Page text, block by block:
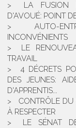
LA FUSION
D'AVOUÉ: POINT
AUTO-
INCONVÉNIENTS
LE
TRAVAIL
4 DÉCRETS
DES JEUNES:
D'APPRENTIS...
CONTRÔLE DU
À RESPECTER
LE SÉNAT